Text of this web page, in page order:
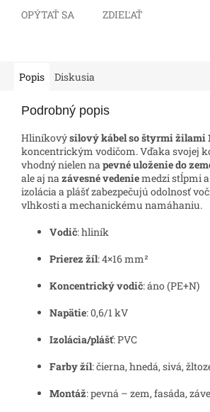
OPÝTAŤ SA ZDIEĽAŤ
Popis Diskusia
Podrobný popis
Hliníkovýsilový kábel so štyrmi žilami
koncentrickým vodičom. Vďaka svojej
vhodný nielen napevné uloženie do
ale aj nazávesné vedeniemedzi stĺpmi
izolácia a plášť zabezpečujú odolnosť
vlhkosti a mechanickému namáhaniu.
Vodič: hliník
Prierez žíl: 4×16 mm²
Koncentrický vodič: áno (PE+N)
Napätie: 0,6/1 kV
Izolácia/plášť: PVC
Farby žíl: čierna, hnedá, sivá,
Montáž: pevná – zem, fasáda,